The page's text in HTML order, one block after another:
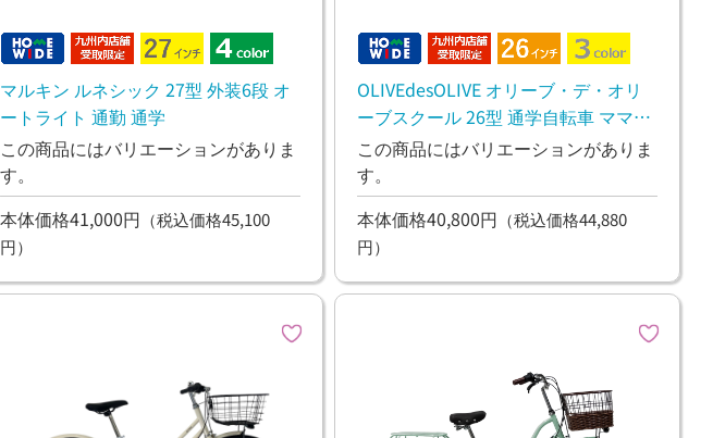
マルキン ルネシック 27型 外装6段 オ
ートライト 通勤 通学
この商品にはバリエーションがありま
す。
本体価格41,000円 （税込価格45,100
円）
OLIVEdesOLIVE オリーブ・デ・オリ
ーブスクール 26型 通学自転車 ママチ
ャリ ファミリー
この商品にはバリエーションがありま
す。
本体価格40,800円 （税込価格44,880
円）